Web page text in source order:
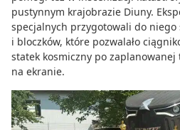
pustynnym krajobrazie Diuny.
specjalnych przygotowali do
i bloczków, które pozwalało
statek kosmiczny po
na ekranie.